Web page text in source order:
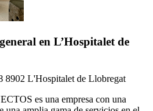
en L’Hospitalet de
8902 L'Hospitalet de Llobregat
es una empresa con una